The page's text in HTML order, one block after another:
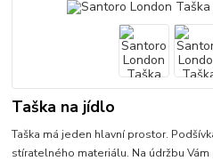
Taška na jídlo
Taška má jeden hlavní prostor.
stíratelného materiálu. Na údržbu